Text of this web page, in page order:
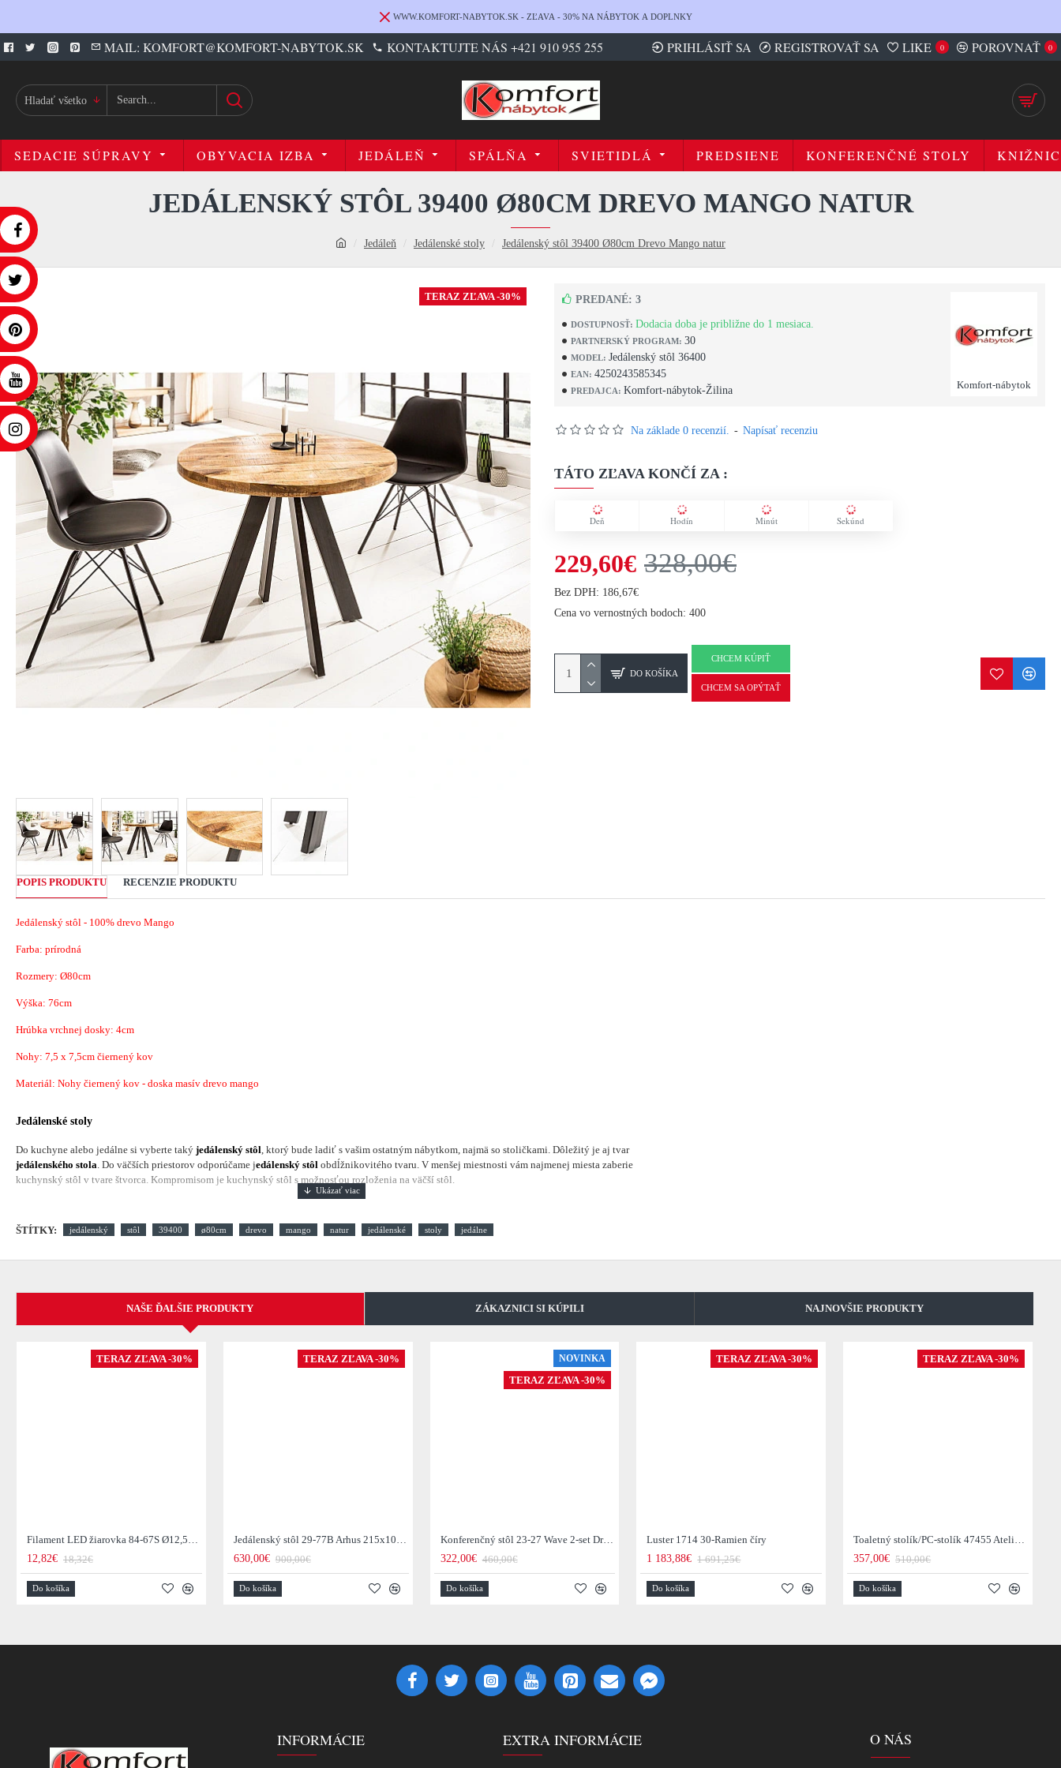
WWW.KOMFORT-NABYTOK.SK - ZĽAVA - 30% NA NÁBYTOK A DOPLNKY
MAIL: KOMFORT@KOMFORT-NABYTOK.SK KONTAKTUJTE NÁS +421 910 955 255 PRIHLÁSIŤ SA REGISTROVAŤ SA LIKE 0 POROVNAŤ 0
Hladať všetko
SEDACIE SÚPRAVY OBYVACIA IZBA JEDÁLEŇ SPÁLŇA SVIETIDLÁ PREDSIENE KONFERENČNÉ STOLY
Jedáleň Jedálenské stoly Jedálenský stôl 39400 Ø80cm Drevo Mango natur
JEDÁLENSKÝ STÔL 39400 Ø80CM DREVO MANGO NATUR
TERAZ ZĽAVA -30%
DOSTUPNOSŤ: Dodacia doba je približne do 1 mesiaca.
PARTNERSKÝ PROGRAM: 30
MODEL: Jedálenský stôl 36400
EAN: 4250243585345
PREDAJCA: Komfort-nábytok-Žilina Komfort-nábytok
PREDANÉ: 3
Na základe 0 recenzií. - Napísať recenziu
TÁTO ZĽAVA KONČÍ ZA :
Deň Hodín Minút Sekúnd
229,60€ 328,00€
Bez DPH: 186,67€
Cena vo vernostných bodoch: 400
DO KOŠÍKA
CHCEM KÚPIŤ
CHCEM SA OPÝTAŤ
POPIS PRODUKTU RECENZIE PRODUKTU
Jedálenský stôl - 100% drevo Mango
Farba: prírodná
Rozmery: Ø80cm
Výška: 76cm
Hrúbka vrchnej dosky: 4cm
Nohy: 7,5 x 7,5cm čiernený kov
Materiál: Nohy čiernený kov - doska masív drevo mango
Jedálenské stoly
Do kuchyne alebo jedálne si vyberte taký jedálenský stôl , ktorý bude ladiť s vašim ostatným nábytkom, najmä so stoličkami. Dôležitý je aj tvar
jedálenského stola . Do väčších priestorov odporúčame jedálenský stôl obdĺžnikovitého tvaru. V menšej miestnosti vám najmenej miesta zaberie
kuchynský stôl v tvare štvorca. Kompromisom je kuchynský stôl s možnosťou rozloženia na väčší stôl.
ŠTÍTKY: jedálenský stôl 39400 ø80cm drevo mango natur jedálenské stoly jedálne
NAŠE ĎALŠIE PRODUKTY ZÁKAZNICI SI KÚPILI NAJNOVŠIE PRODUKTY
TERAZ ZĽAVA -30%
Filament LED žiarovka 84-67S Ø12,5cm Smoke grey glass
12,82€ 18,32€
Do košíka
TERAZ ZĽAVA -30%
Jedálenský stôl 29-77B Arhus 215x105cm Drevo Hnedá Acacia
630,00€ 900,00€
Do košíka
NOVINKA
TERAZ ZĽAVA -30%
Konferenčný stôl 23-27 Wave 2-set Drevo Mango
322,00€ 460,00€
Do košíka
TERAZ ZĽAVA -30%
Luster 1714 30-Ramien číry
1 183,88€ 1 691,25€
Do košíka
TERAZ ZĽAVA -30%
Toaletný stolík/PC-stolík 47455 Atelier 120cm Natural Dub Dyha
357,00€ 510,00€
Do košíka
INFORMÁCIE EXTRA INFORMÁCIE O NÁS